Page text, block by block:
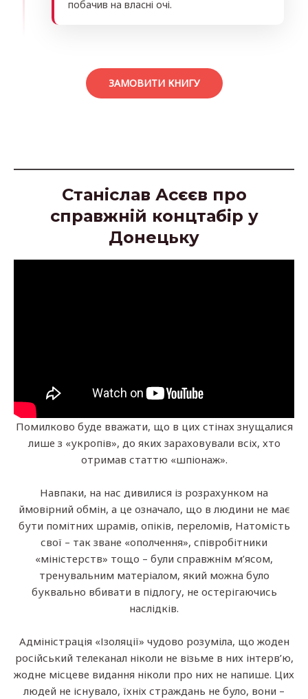
побачив на власні очі.
ЗАМОВИТИ КНИГУ
Станіслав Асєєв про
справжній концтабір у
Донецьку
Помилково буде вважати, що в цих стінах знущалися
лише з «укропів», до яких зараховували всіх, хто
отримав статтю «шпіонаж».
Навпаки, на нас дивилися із розрахунком на
ймовірний обмін, а це означало, що в людини не має
бути помітних шрамів, опіків, переломів, Натомість
свої – так зване «ополчення», співробітники
«міністерств» тощо – були справжнім м’ясом,
тренувальним матеріалом, який можна було
буквально вбивати в підлогу, не остерігаючись
наслідків.
Адміністрація «Ізоляції» чудово розуміла, що жоден
російський телеканал ніколи не візьме в них інтерв’ю,
жодне місцеве видання ніколи про них не напише. Цих
людей не існувало, їхніх страждань не було, вони –